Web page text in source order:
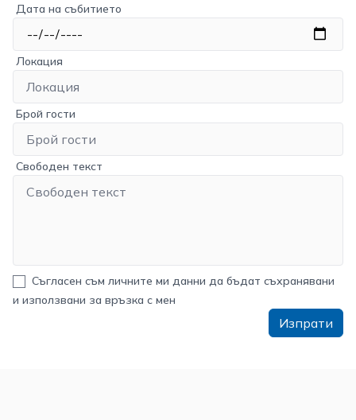
Дата на събитието
Локация
Брой гости
Свободен текст
Съгласен съм личните ми данни да бъдат съхранявани
и използвани за връзка с мен
Изпрати